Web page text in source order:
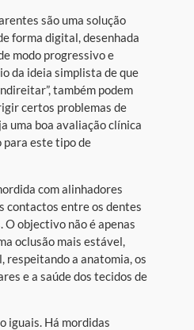
são uma solução
forma digital, desenhada
modo progressivo e
da ideia simplista de que
também podem
certos problemas de
uma boa avaliação clínica
para este tipo de
com alinhadores
contactos entre os dentes
objectivo não é apenas
oclusão mais estável,
respeitando a anatomia, os
e a saúde dos tecidos de
iguais. Há mordidas